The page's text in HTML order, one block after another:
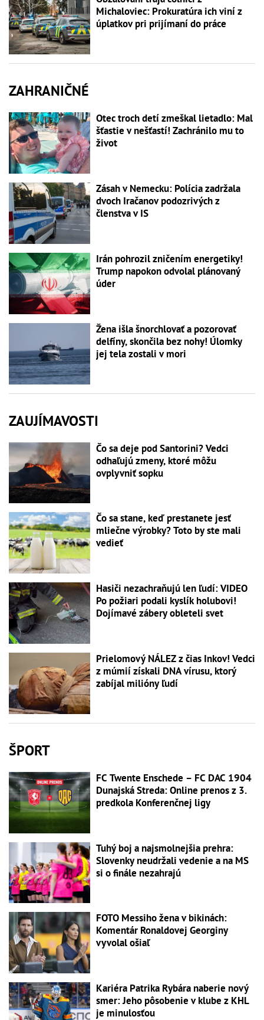
Michaloviec: Prokuratúra ich viní z
úplatkov pri prijímaní do práce
ZAHRANIČNÉ
Otec troch detí zmeškal lietadlo: Mal
šťastie v nešťastí! Zachránilo mu to
život
Zásah v Nemecku: Polícia zadržala
dvoch Iračanov podozrivých z
členstva v IS
Irán pohrozil zničením energetiky!
Trump napokon odvolal plánovaný
úder
Žena išla šnorchlovať a pozorovať
delfíny, skončila bez nohy! Úlomky
jej tela zostali v mori
ZAUJÍMAVOSTI
Čo sa deje pod Santorini? Vedci
odhaľujú zmeny, ktoré môžu
ovplyvniť sopku
Čo sa stane, keď prestanete jesť
mliečne výrobky? Toto by ste mali
vedieť
Hasiči nezachraňujú len ľudí: VIDEO
Po požiari podali kyslík holubovi!
Dojímavé zábery obleteli svet
Prielomový NÁLEZ z čias Inkov! Vedci
z múmií získali DNA vírusu, ktorý
zabíjal milióny ľudí
ŠPORT
FC Twente Enschede – FC DAC 1904
Dunajská Streda: Online prenos z 3.
predkola Konferenčnej ligy
Tuhý boj a najsmolnejšia prehra:
Slovenky neudržali vedenie a na MS
si o finále nezahrajú
FOTO Messiho žena v bikinách:
Komentár Ronaldovej Georginy
vyvolal ošiaľ
Kariéra Patrika Rybára naberie nový
smer: Jeho pôsobenie v klube z KHL
je minulosťou